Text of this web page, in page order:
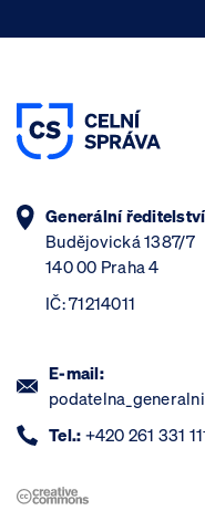
Generální
Budějovická 1387/7
140 00 Praha 4
IČ: 71214011
E-mail:
Tel.: +420 261 331